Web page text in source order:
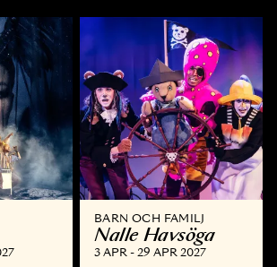
BARN OCH FAMILJ
Nalle Havsöga
3 APR - 29 APR 2027